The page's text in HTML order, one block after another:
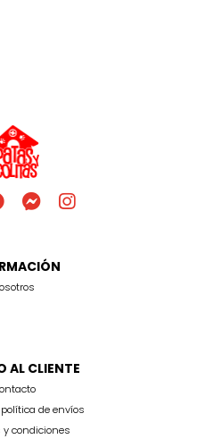
AL CLIENTE
de envíos
y condiciones